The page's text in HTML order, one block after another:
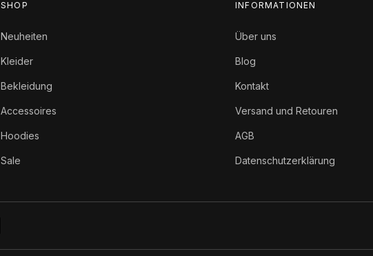
SHOP
Neuheiten
Kleider
Bekleidung
Accessoires
Hoodies
Sale
INFORMATIONEN
Über uns
Blog
Kontakt
Versand und Retouren
AGB
Datenschutzerklärung